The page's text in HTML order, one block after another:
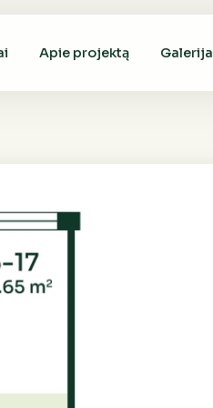
Apie projektą Galerija